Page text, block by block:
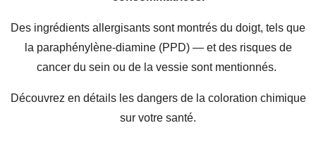
Des ingrédients allergisants sont montrés du doigt, tels que
la paraphénylène-diamine (PPD) — et des risques de
cancer du sein ou de la vessie sont mentionnés.
Découvrez en détails les dangers de la coloration chimique
sur votre santé.